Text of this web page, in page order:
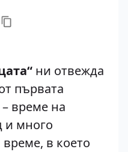
ни отвежда
първата
време на
и много
в което